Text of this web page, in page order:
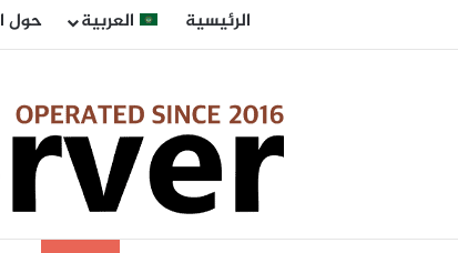
الرئيسية العربية حول